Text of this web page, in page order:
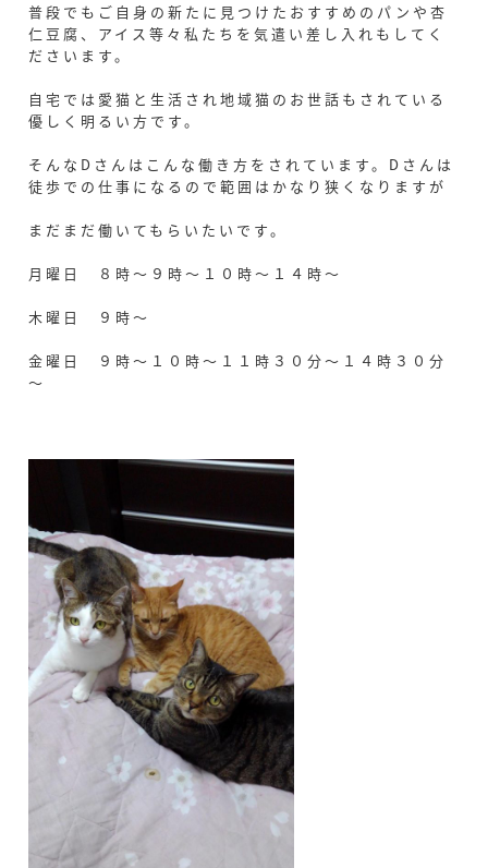
普段でもご自身の新たに見つけたおすすめのパンや杏
仁豆腐、アイス等々私たちを気遣い差し入れもしてく
ださいます。
自宅では愛猫と生活され地域猫のお世話もされている
優しく明るい方です。
そんなDさんはこんな働き方をされています。Dさんは
徒歩での仕事になるので範囲はかなり狭くなりますが
まだまだ働いてもらいたいです。
月曜日 ８時～９時～１０時～１４時～
木曜日 ９時～
金曜日 ９時～１０時～１１時３０分～１４時３０分
～